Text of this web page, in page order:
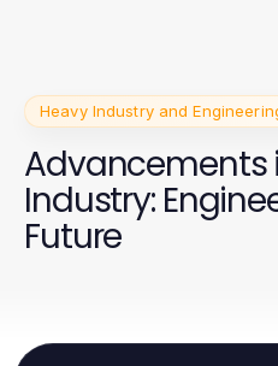
Heavy Industry and
Advancements
Industry:
Future